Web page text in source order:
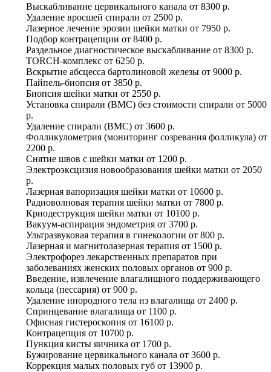
Выскабливание цервикального канала от 8300 р.
Удаление вросшей спирали от 2500 р.
Лазерное лечение эрозии шейки матки от 7950 р.
Подбор контрацепции от 8400 р.
Раздельное диагностическое выскабливание от 8300 р.
TORCH-комплекс от 6250 р.
Вскрытие абсцесса бартолиновой железы от 9000 р.
Пайпель-биопсия от 3850 р.
Биопсия шейки матки от 2550 р.
Установка спирали (ВМС) без стоимости спирали от 5000
р.
Удаление спирали (ВМС) от 3600 р.
Фолликулометрия (мониторинг созревания фолликула) от
2200 р.
Снятие швов с шейки матки от 1200 р.
Электроэксцизия новообразования шейки матки от 2050
р.
Лазерная вапоризация шейки матки от 10600 р.
Радиоволновая терапия шейки матки от 7800 р.
Криодеструкция шейки матки от 10100 р.
Вакуум-аспирация эндометрия от 3700 р.
Ультразвуковая терапия в гинекологии от 800 р.
Лазерная и магнитолазерная терапия от 1500 р.
Электрофорез лекарственных препаратов при
заболеваниях женских половых органов от 900 р.
Введение, извлечение влагалищного поддерживающего
кольца (пессария) от 900 р.
Удаление инородного тела из влагалища от 2400 р.
Спринцевание влагалища от 1100 р.
Офисная гистероскопия от 16100 р.
Контрацепция от 10700 р.
Пункция кисты яичника от 1700 р.
Бужирование цервикального канала от 3600 р.
Коррекция малых половых губ от 13900 р.